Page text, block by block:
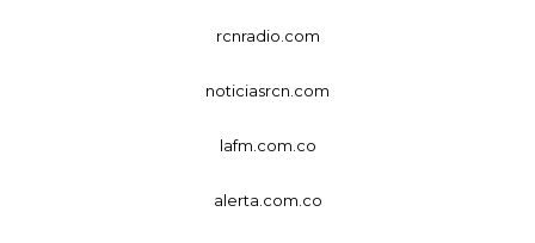
rcnradio.com
noticiasrcn.com
lafm.com.co
alerta.com.co